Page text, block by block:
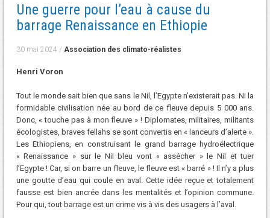
Une guerre pour l’eau à cause du
barrage Renaissance en Ethiopie
30 mai 2024 / Association des climato-réalistes
Henri Voron
Tout le monde sait bien que sans le Nil, l’Egypte n’existerait pas. Ni la
formidable civilisation née au bord de ce fleuve depuis 5 000 ans.
Donc, « touche pas à mon fleuve » ! Diplomates, militaires, militants
écologistes, braves fellahs se sont convertis en « lanceurs d’alerte ».
Les Ethiopiens, en construisant le grand barrage hydroélectrique
« Renaissance » sur le Nil bleu vont « assécher » le Nil et tuer
l’Egypte ! Car, si on barre un fleuve, le fleuve est « barré » ! Il n’y a plus
une goutte d’eau qui coule en aval. Cette idée reçue et totalement
fausse est bien ancrée dans les mentalités et l’opinion commune.
Pour qui, tout barrage est un crime vis à vis des usagers à l’aval.